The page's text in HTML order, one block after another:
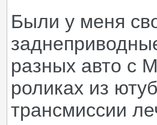
Были у меня
разных авто с
роликах из
трансмиссии